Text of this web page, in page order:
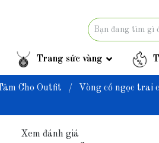
Trang sức vàng
Cho Outfit /
Vòng cổ ngọc trai
Xem đánh giá